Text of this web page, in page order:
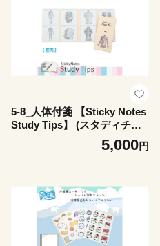
5-8_人体付箋 【Sticky Notes
Study Tips】 (スタディチッ
プス) 筋肉｜付箋 筋肉 医師
医者 医学 からだ ほね 学習
立 塾 メモ帳 ギフト 子供 子
ども 孫 受験 予習 復習 宿題 8
種類 ブック型
5,000円